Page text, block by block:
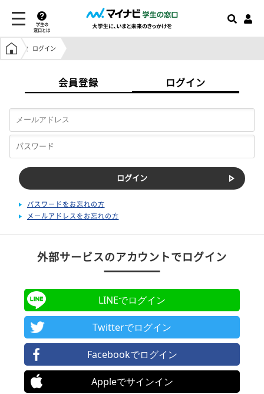
学生の
窓口とは
学生の窓口トップ
ログイン
会員登録 ログイン
パスワードをお忘れの方
メールアドレスをお忘れの方
外部サービスのアカウントでログイン
LINEでログイン
Twitterでログイン
Facebookでログイン
Appleでサインイン